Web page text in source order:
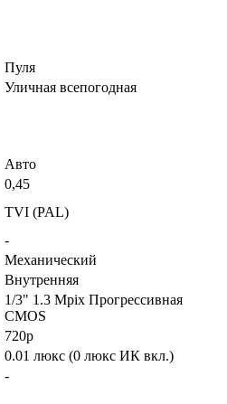
Пуля
Уличная всепогодная
Авто
0,45
TVI (PAL)
-
Механический
Внутренняя
1/3" 1.3 Mpix Прогрессивная
CMOS
720p
0.01 люкс (0 люкс ИК вкл.)
-